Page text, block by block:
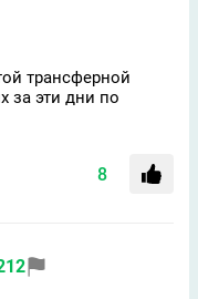
трансферной
за эти дни по
8